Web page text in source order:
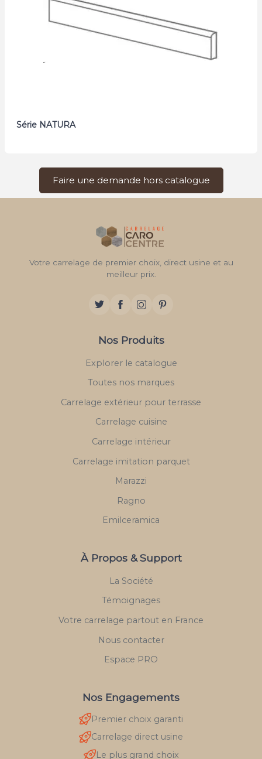
Série NATURA
Faire une demande hors catalogue
Votre carrelage de premier choix, direct usine et au
meilleur prix.
Nos Produits
Explorer le catalogue
Toutes nos marques
Carrelage extérieur pour terrasse
Carrelage cuisine
Carrelage intérieur
Carrelage imitation parquet
Marazzi
Ragno
Emilceramica
À Propos & Support
La Société
Témoignages
Votre carrelage partout en France
Nous contacter
Espace PRO
Nos Engagements
Premier choix garanti
Carrelage direct usine
Le plus grand choix